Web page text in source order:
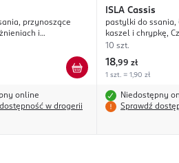
przynoszące
i
gardła, wyrób
online
w drogerii
ISLA Cassis
pastylki do ssania,
kaszel i chrypkę,
10 szt.
18,99 zł
1 szt. = 1,90 zł
Niedostępny
Sprawdź